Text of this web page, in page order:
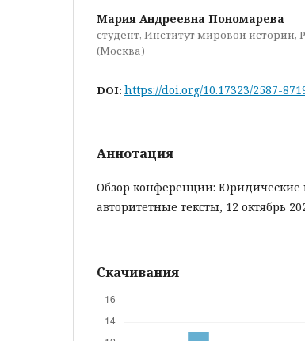
Мария Андреевна Пономарева
студент, Институт мировой истории,
(Москва)
DOI: https://doi.org/10.17323/2587-
Аннотация
Обзор конференции: Юридические
авторитетные тексты, 12 октябрь
Скачивания